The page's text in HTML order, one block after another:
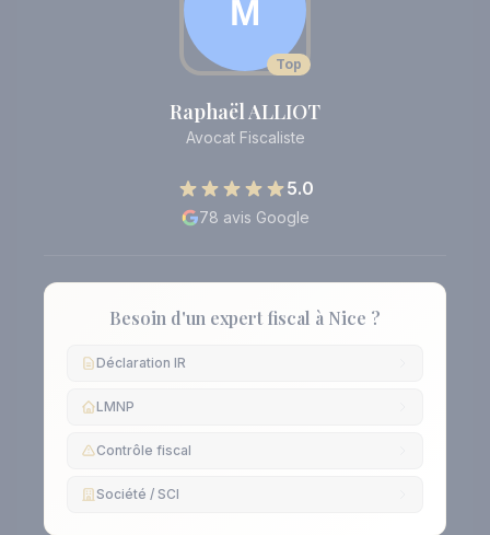
Top
Raphaël ALLIOT
Avocat Fiscaliste
5.0
78 avis Google
Besoin d'un expert fiscal à Nice ?
Déclaration IR
LMNP
Contrôle fiscal
Société / SCI